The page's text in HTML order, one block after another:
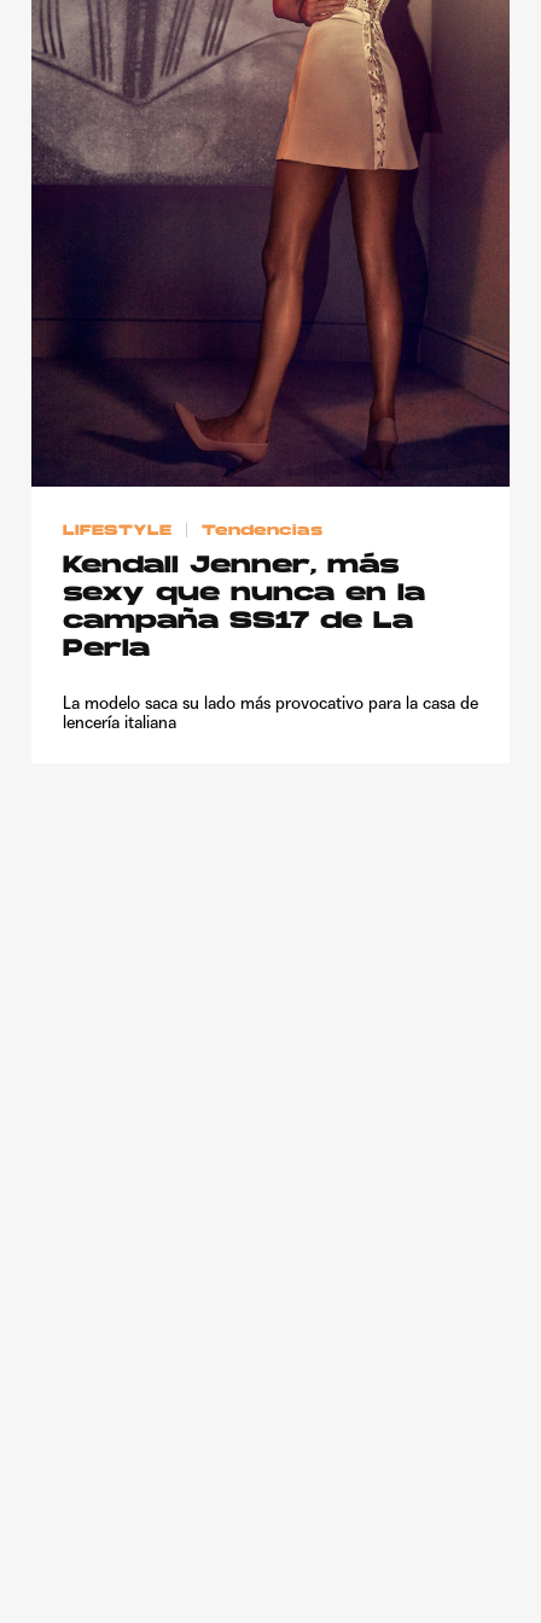
Publicidad
Contacto
Aviso Legal
© 2015-2022 UMOMAG. PROPIEDAD DE UMO agency. TODOS LOS
DERECHOS RESERVADOS.
LIFESTYLE Tendencias
Kendall Jenner, más
sexy que nunca en la
campaña SS17 de La
Perla
La modelo saca su lado más provocativo para la casa de
lencería italiana